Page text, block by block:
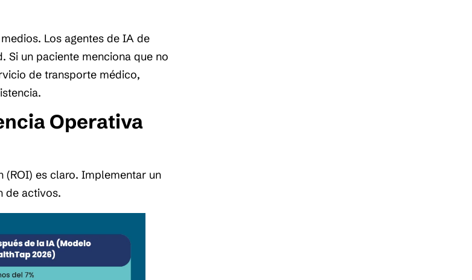
Los agentes de IA de
Si un paciente menciona que no
de transporte médico,
Operativa
(ROI) es claro. Implementar un
de activos.